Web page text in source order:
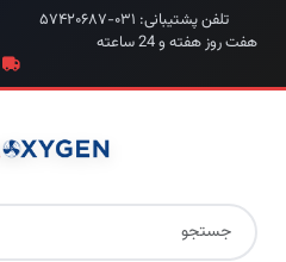
تلفن پشتیبانی: ۰۳۱-۵۷۴۲۰۶۸۷
هفت روز هفته و 24 ساعته